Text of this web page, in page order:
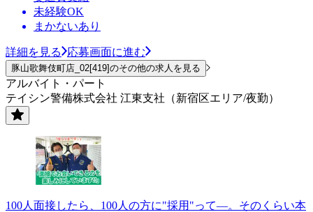
未経験OK
まかないあり
詳細を見る 応募画面に進む
豚山歌舞伎町店_02[419]のその他の求人を見る
アルバイト・パート
テイシン警備株式会社 江東支社（新宿区エリア/夜勤）
100人面接したら、100人の方に"採用"って―。そのくらい本